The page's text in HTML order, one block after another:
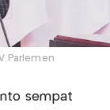
Parlemen
sempat